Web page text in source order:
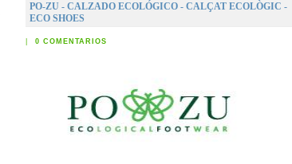
PO-ZU - CALZADO ECOLÓGICO - CALÇAT ECOLÒGIC -
ECO SHOES
0 COMENTARIOS